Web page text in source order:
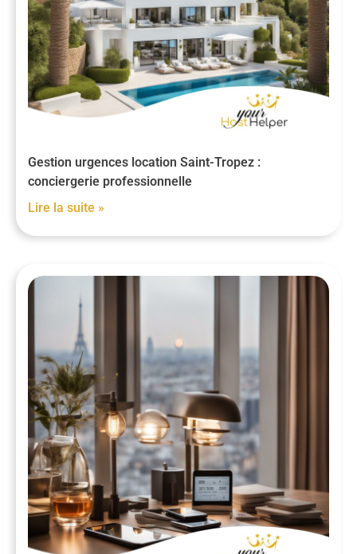
Gestion urgences location Saint-Tropez :
conciergerie professionnelle
Lire la suite »